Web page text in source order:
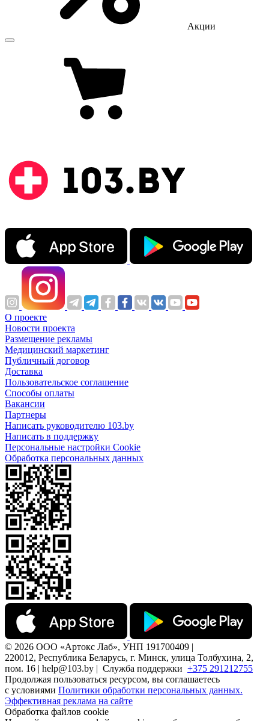
Акции
О проекте
Новости проекта
Размещение рекламы
Медицинский маркетинг
Публичный договор
Доставка
Пользовательское соглашение
Способы оплаты
Вакансии
Партнеры
Написать руководителю 103.by
Написать в поддержку
Персональные настройки Cookie
Обработка персональных данных
© 2026 ООО «Артокс Лаб», УНП 191700409 |
220012, Республика Беларусь, г. Минск, улица Толбухина, 2,
пом. 16 | help@103.by | Служба поддержки +375 291212755
Продолжая пользоваться ресурсом, вы соглашаетесь
с условиями Политики обработки персональных данных.
Эффективная реклама на сайте
Обработка файлов cookie